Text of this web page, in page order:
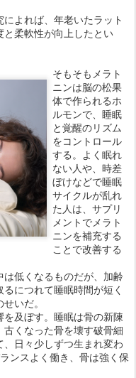
よれば、年老いたラット
柔軟性が向上したとい
そもそもメラト
ニンは脳の松果
体で作られるホ
ルモンで、睡眠
と覚醒のリズム
をコントロール
する。よく眠れ
ない人や、時差
ぼけなどで睡眠
サイクルが乱れ
た人は、サプリ
メントでメラト
ニンを補充する
ことで改善する
低くなるものだが、加齢
につれて睡眠時間が短く
いだ。
及ぼす。睡眠は骨の新陳
くなった骨を壊す破骨細
日々少しずつ生まれ変わ
ンスよく働き、骨は強く保